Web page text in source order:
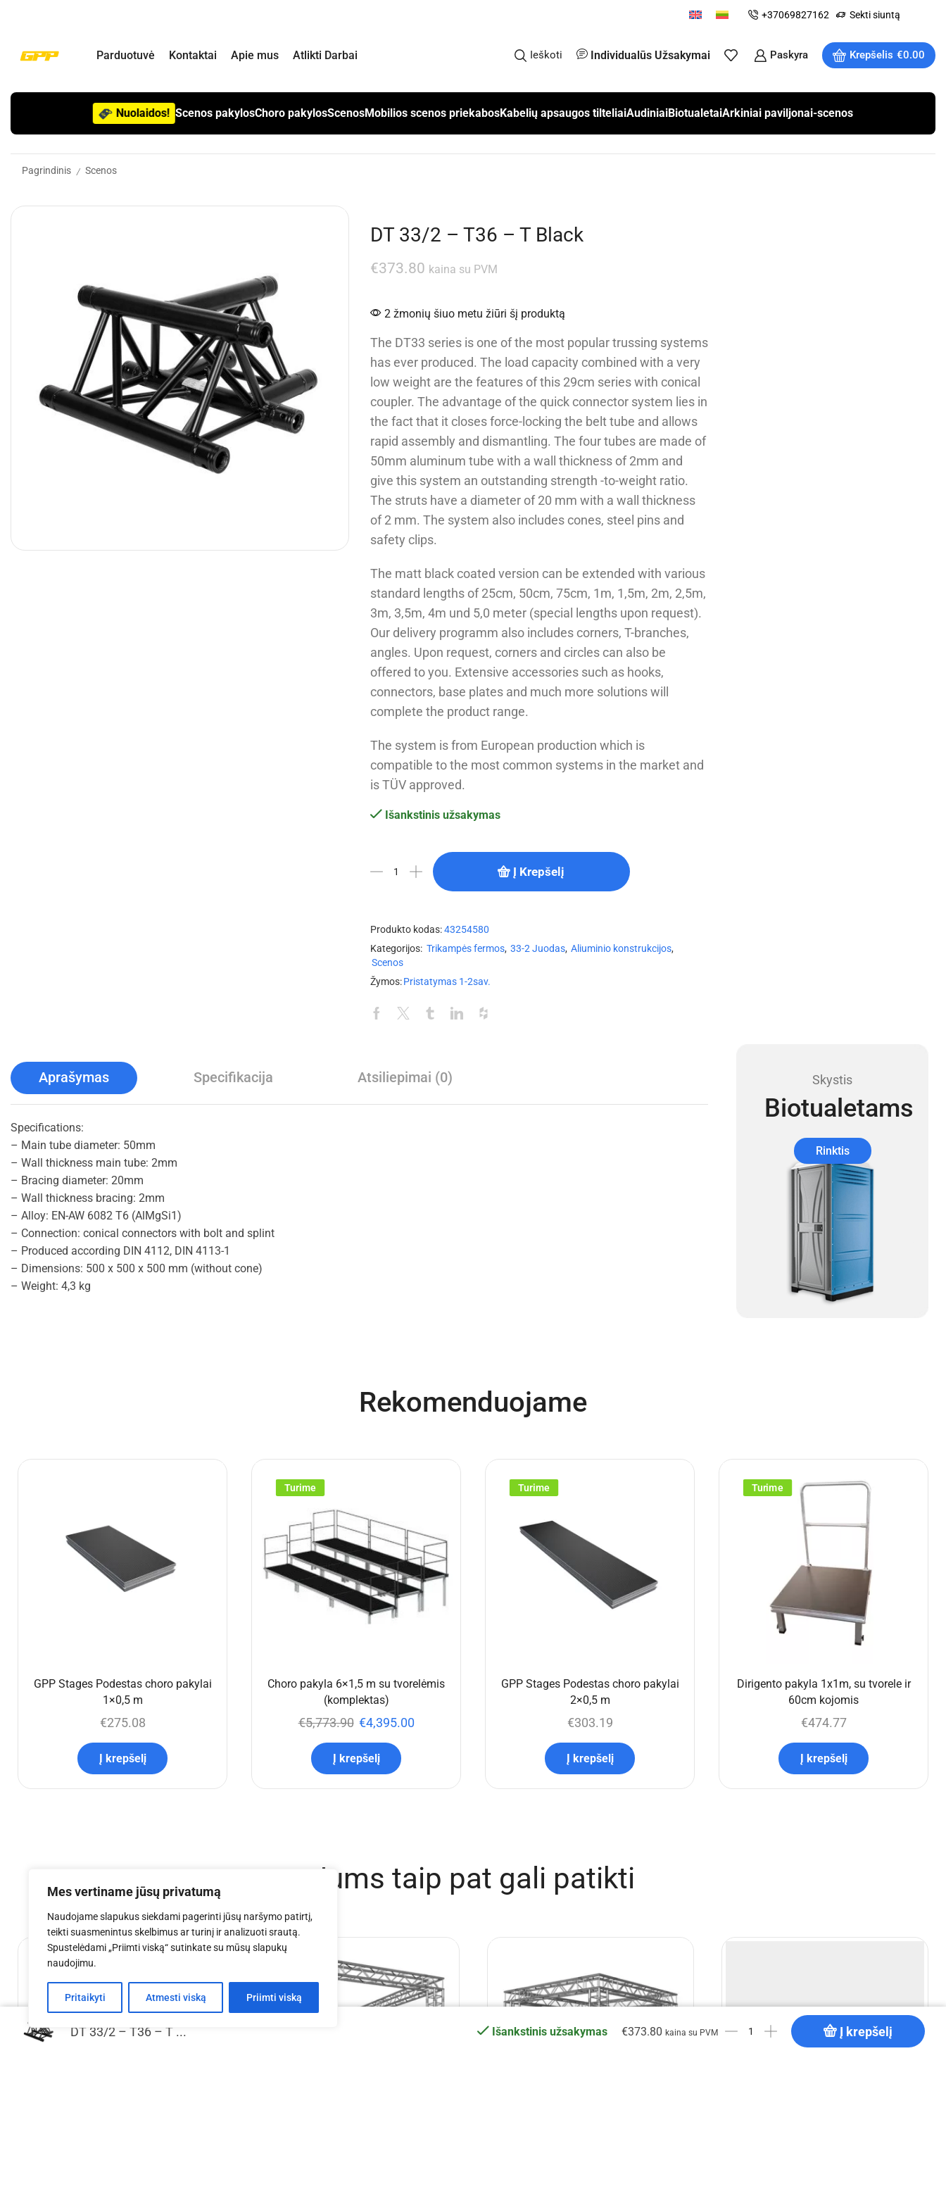
Mes vertiname jūsų privatumą
Naudojame slapukus siekdami pagerinti jūsų naršymo patirtį,
teikti suasmenintus skelbimus ar turinį ir analizuoti srautą.
Spustelėdami „Priimti viską“ sutinkate su mūsų slapukų
naudojimu.
Pritaikyti Atmesti viską Priimti viską
+37069827162 Sekti siuntą
Parduotuvė Kontaktai Apie mus Atlikti Darbai Ieškoti Individualūs Užsakymai Paskyra Krepšelis €0.00
Nuolaidos! Scenos pakylosChoro pakylosScenosMobilios scenos priekabosKabelių apsaugos tilteliaiAudiniaiBiotualetaiArkiniai paviljonai-scenos
Pagrindinis / Scenos
DT 33/2 – T36 – T Black
€373.80 kaina su PVM
2 žmonių šiuo metu žiūri šį produktą
The DT33 series is one of the most popular trussing systems
has ever produced. The load capacity combined with a very
low weight are the features of this 29cm series with conical
coupler. The advantage of the quick connector system lies in
the fact that it closes force-locking the belt tube and allows
rapid assembly and dismantling. The four tubes are made of
50mm aluminum tube with a wall thickness of 2mm and
give this system an outstanding strength -to-weight ratio.
The struts have a diameter of 20 mm with a wall thickness
of 2 mm. The system also includes cones, steel pins and
safety clips.
The matt black coated version can be extended with various
standard lengths of 25cm, 50cm, 75cm, 1m, 1,5m, 2m, 2,5m,
3m, 3,5m, 4m und 5,0 meter (special lengths upon request).
Our delivery programm also includes corners, T-branches,
angles. Upon request, corners and circles can also be
offered to you. Extensive accessories such as hooks,
connectors, base plates and much more solutions will
complete the product range.
The system is from European production which is
compatible to the most common systems in the market and
is TÜV approved.
Išankstinis užsakymas
Į Krepšelį
Produkto kodas:43254580
Kategorijos: Trikampės fermos, 33-2 Juodas, Aliuminio konstrukcijos,
Scenos
Žymos:Pristatymas 1-2sav.
Aprašymas Specifikacija Atsiliepimai (0)
Specifications:
– Main tube diameter: 50mm
– Wall thickness main tube: 2mm
– Bracing diameter: 20mm
– Wall thickness bracing: 2mm
– Alloy: EN-AW 6082 T6 (AlMgSi1)
– Connection: conical connectors with bolt and splint
– Produced according DIN 4112, DIN 4113-1
– Dimensions: 500 x 500 x 500 mm (without cone)
– Weight: 4,3 kg
Skystis
Biotualetams
Rinktis
Rekomenduojame
GPP Stages Podestas choro pakylai
1×0,5 m
€275.08
Į krepšelį
Turime
Choro pakyla 6×1,5 m su tvorelėmis
(komplektas)
€5,773.90 €4,395.00
Į krepšelį
Turime
GPP Stages Podestas choro pakylai
2×0,5 m
€303.19
Į krepšelį
Turime
Dirigento pakyla 1x1m, su tvorele ir
60cm kojomis
€474.77
Į krepšelį
Jums taip pat gali patikti
DT 33/2 – T36 – T ... €373.80 kaina su PVM
Išankstinis užsakymas Į krepšelį